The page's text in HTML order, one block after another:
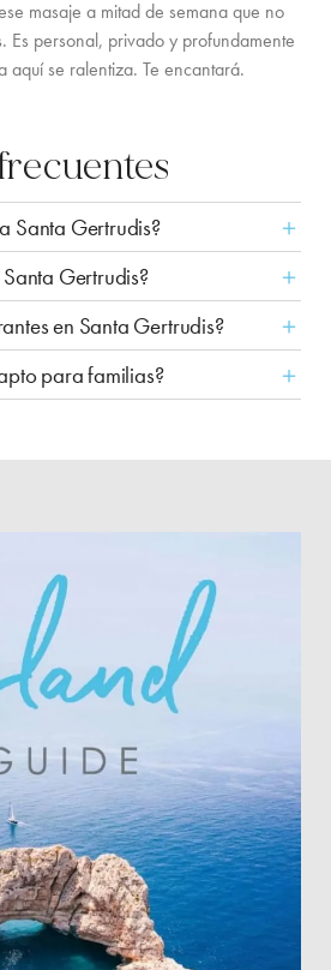
masaje a mitad de semana que no
Es personal, privado y profundamente
aquí se ralentiza. Te encantará.
Santa Gertrudis? ＋
Gertrudis? ＋
en Santa Gertrudis? ＋
para familias? ＋